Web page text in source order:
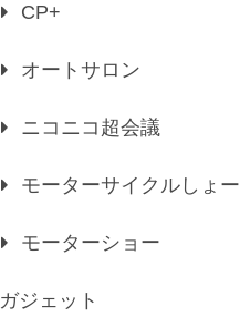
CP+
オートサロン
ニコニコ超会議
モーターサイクルしょー
モーターショー
ガジェット